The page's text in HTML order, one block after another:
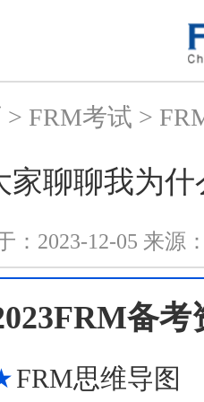
> FRM考试 >
家聊聊我为
： 2023-12-05 来源：
备考
FRM思维导图